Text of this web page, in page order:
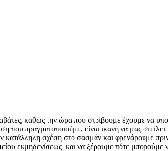
καθώς την ώρα που στρίβουμε έχουμε να
πραγματοποιούμε, είναι ικανή να μας
σχέση στο σασμάν και φρενάρουμε
εκμηδενίσεως και να ξέρουμε πότε μπορούμε